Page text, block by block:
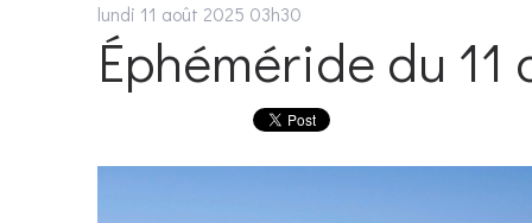
lundi 11 août 2025 03h30
Éphéméride du 11